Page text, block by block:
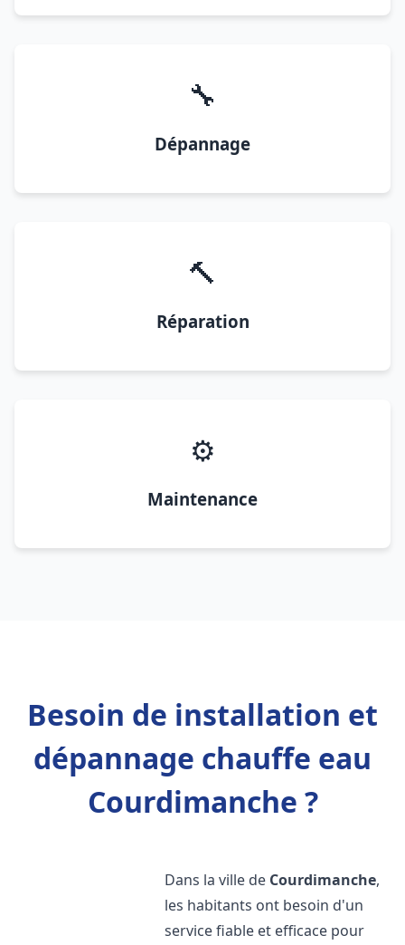
🔧
Dépannage
🔨
Réparation
⚙️
Maintenance
Besoin de installation et
dépannage chauffe eau
Courdimanche ?
Dans la ville de Courdimanche,
les habitants ont besoin d'un
service fiable et efficace pour